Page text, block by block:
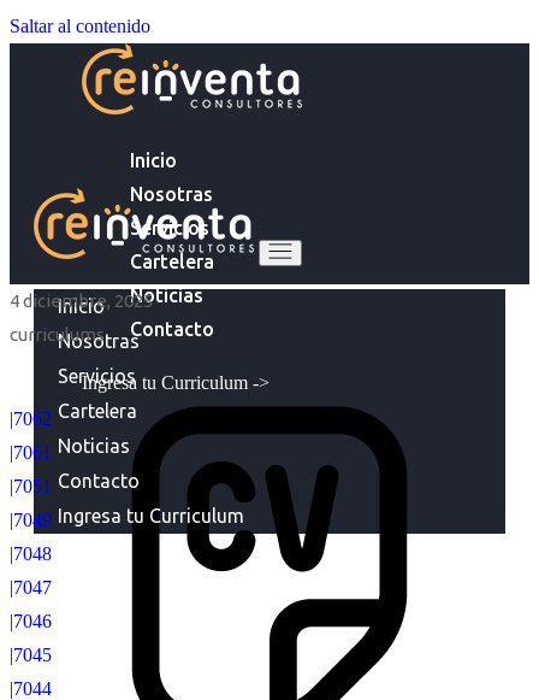
Saltar al contenido
Inicio
Nosotras
Servicios
Cartelera
Noticias
Contacto
Ingresa tu Curriculum ->
Inicio
Nosotras
Servicios
Cartelera
Noticias
Contacto
Ingresa tu Curriculum
4 diciembre, 2025
curriculums
|7062
|7061
|7051
|7049
|7048
|7047
|7046
|7045
|7044